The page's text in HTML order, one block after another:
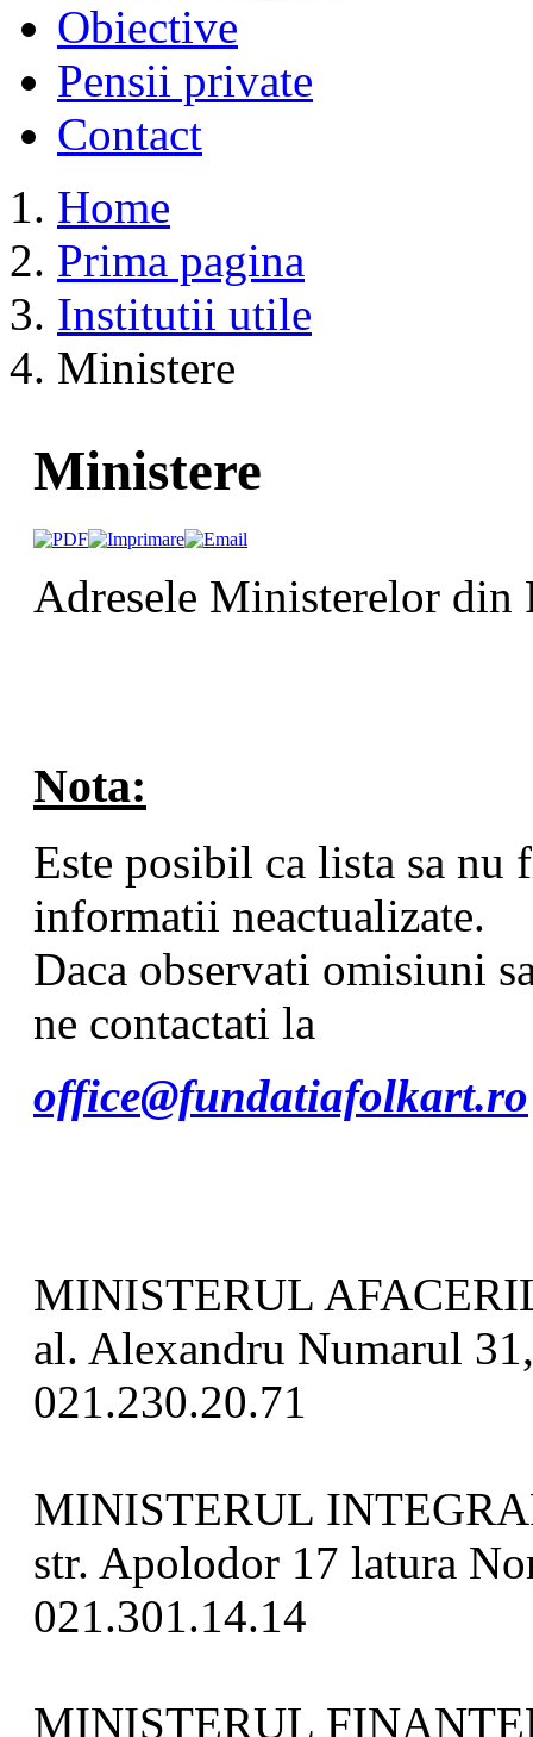
Obiective
Pensii private
Contact
Home
Prima pagina
Institutii utile
Ministere
Ministere
Adresele Ministerelor din
Nota:
Este posibil ca lista sa nu
informatii neactualizate.
Daca observati omisiuni
ne contactati la
office@fundatiafolkart.ro
MINISTERUL
al. Alexandru Numarul
021.230.20.71
MINISTERUL
str. Apolodor 17 latura
021.301.14.14
MINISTERUL